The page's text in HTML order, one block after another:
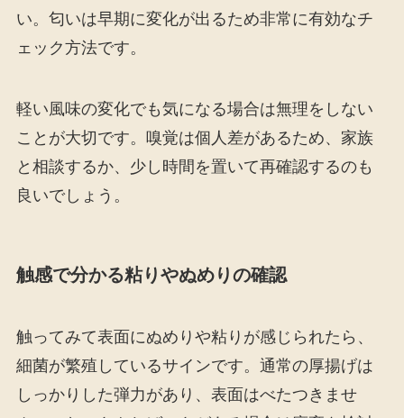
い。匂いは早期に変化が出るため非常に有効なチ
ェック方法です。
軽い風味の変化でも気になる場合は無理をしない
ことが大切です。嗅覚は個人差があるため、家族
と相談するか、少し時間を置いて再確認するのも
良いでしょう。
触感で分かる粘りやぬめりの確認
触ってみて表面にぬめりや粘りが感じられたら、
細菌が繁殖しているサインです。通常の厚揚げは
しっかりした弾力があり、表面はべたつきませ